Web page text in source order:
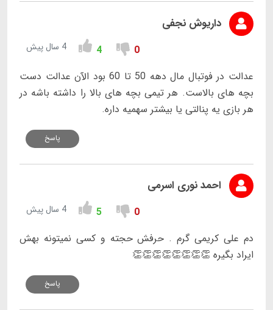
داریوش نجفی
0
4 4 سال پیش
عدالت در فوتبال مال دهه 50 تا 60 بود الآن عدالت دست
بچه های بالاست. هر تیمی بچه های بالا را داشته باشه در
هر بازی یه پنالتی یا بیشتر سهمیه داره.
پاسخ
احمد نوری اسرمی
0
5 4 سال پیش
دم علی کریمی گرم . حرفش حجته و کسی نمیتونه بهش
ایراد بگیره 👏👏👏👏👏👏👏👏
پاسخ